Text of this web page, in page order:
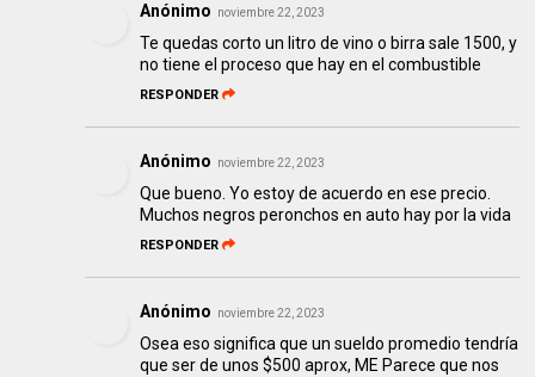
Anónimo noviembre 22, 2023
Te quedas corto un litro de vino o birra sale 1500, y
no tiene el proceso que hay en el combustible
RESPONDER
Anónimo noviembre 22, 2023
Que bueno. Yo estoy de acuerdo en ese precio.
Muchos negros peronchos en auto hay por la vida
RESPONDER
Anónimo noviembre 22, 2023
Osea eso significa que un sueldo promedio tendría
que ser de unos $500 aprox, ME Parece que nos